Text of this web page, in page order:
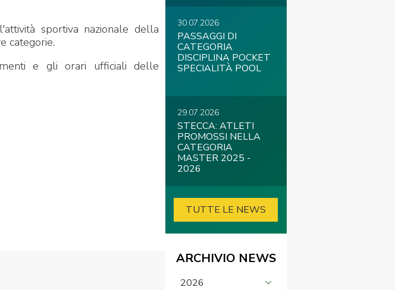
sportiva nazionale della
categorie.
e gli orari ufficiali delle
30.07.2026
PASSAGGI DI
CATEGORIA
DISCIPLINA POCKET
SPECIALITÀ POOL
29.07.2026
STECCA: ATLETI
PROMOSSI NELLA
CATEGORIA
MASTER 2025 -
2026
TUTTE LE NEWS
ARCHIVIO NEWS
2026